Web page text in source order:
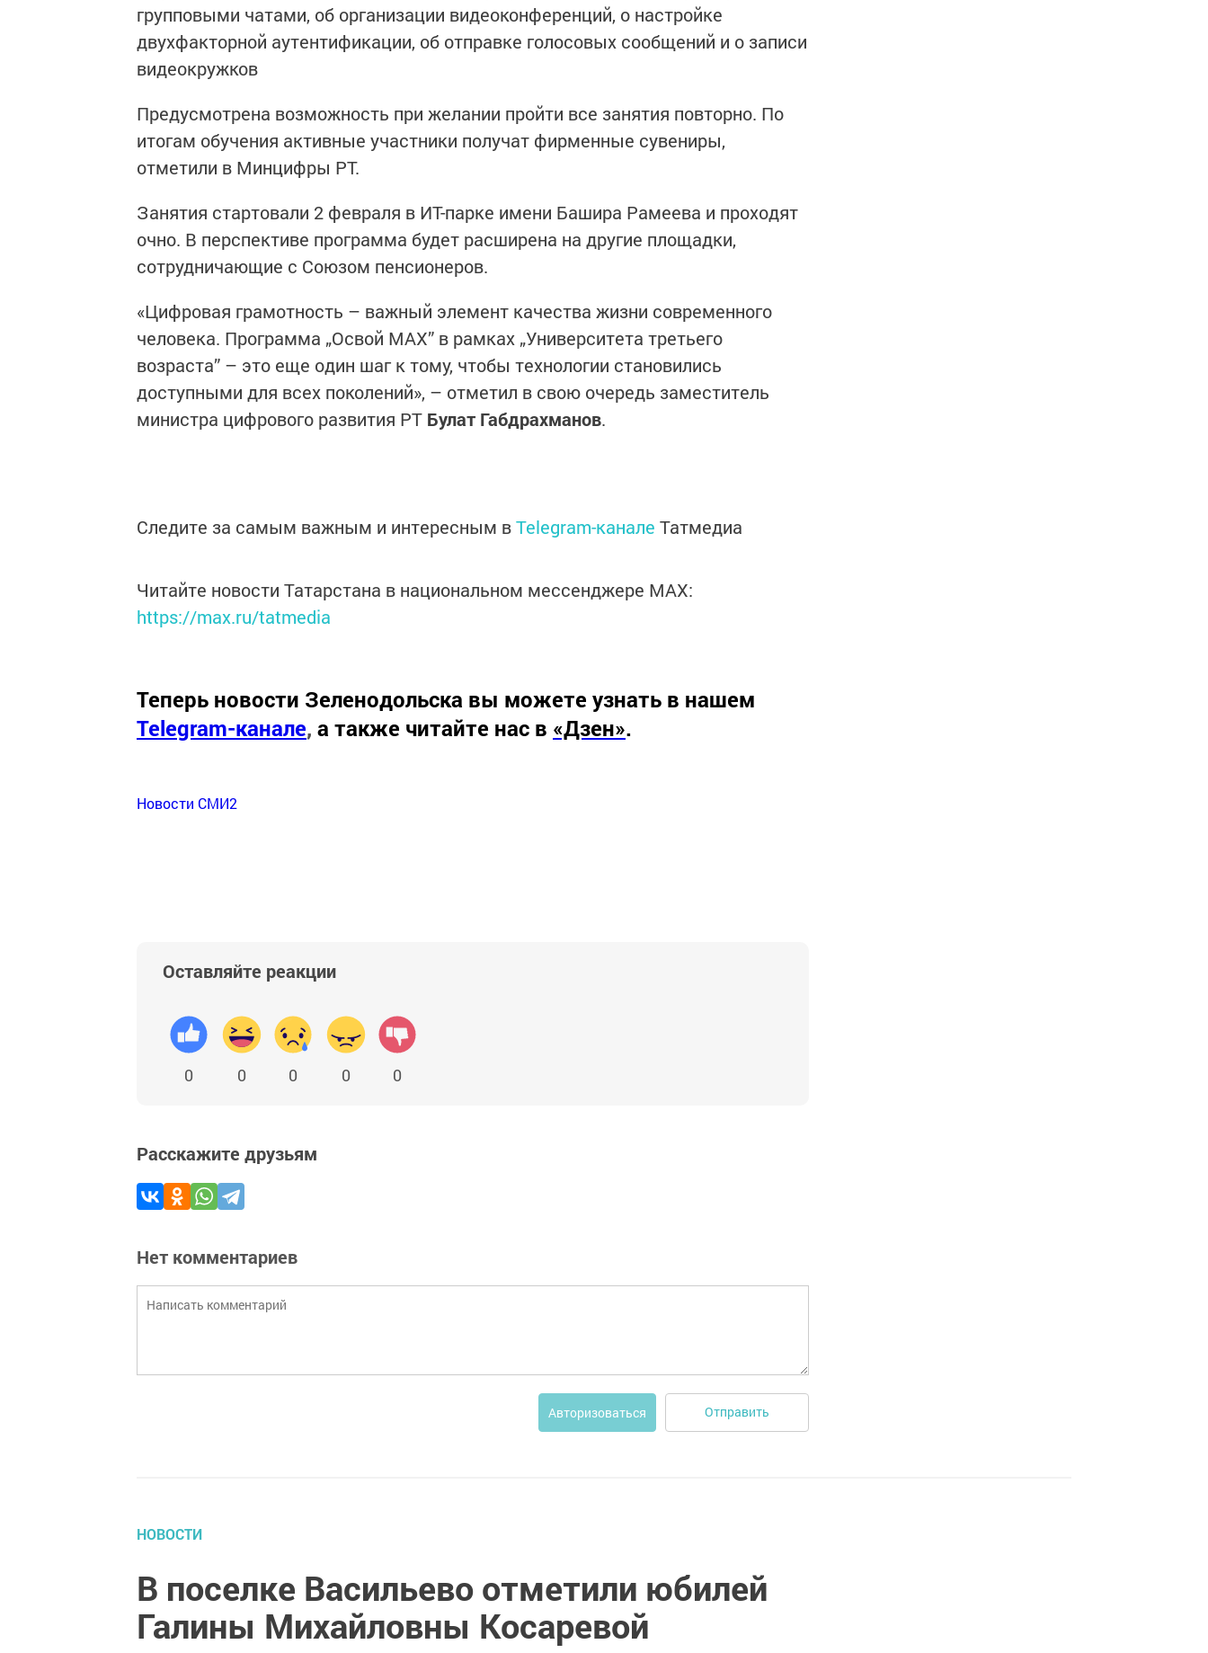
групповыми чатами, об организации видеоконференций, о настройке
двухфакторной аутентификации, об отправке голосовых сообщений и о записи
видеокружков
Предусмотрена возможность при желании пройти все занятия повторно. По
итогам обучения активные участники получат фирменные сувениры,
отметили в Минцифры РТ.
Занятия стартовали 2 февраля в ИТ-парке имени Башира Рамеева и проходят
очно. В перспективе программа будет расширена на другие площадки,
сотрудничающие с Союзом пенсионеров.
«Цифровая грамотность – важный элемент качества жизни современного
человека. Программа „Освой МАХ” в рамках „Университета третьего
возраста” – это еще один шаг к тому, чтобы технологии становились
доступными для всех поколений», – отметил в свою очередь заместитель
министра цифрового развития РТ Булат Габдрахманов.
Следите за самым важным и интересным вTelegram-канале Татмедиа
Читайте новости Татарстана в национальном мессенджере MАХ:
https://max.ru/tatmedia
Теперь новости Зеленодольска вы можете узнать в нашем
Telegram-канале, а также читайте нас в «Дзен».
Новости СМИ2
Оставляйте реакции
0 0 0 0 0
Расскажите друзьям
Нет комментариев
Авторизоваться Отправить
НОВОСТИ
В поселке Васильево отметили юбилей
Галины Михайловны Косаревой